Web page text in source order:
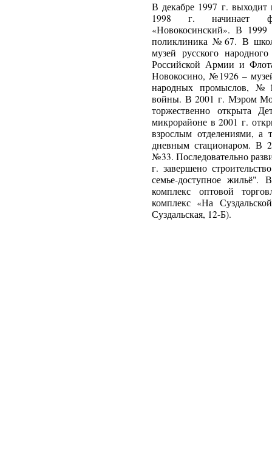
В декабре 1997 г.
1998 г. начинает
«Новокосинский». В 1999
поликлиника №67. В
музей русского
Российской Армии и
Новокосино, №1926 –
народных промыслов,
войны. В 2001 г. Мэром
торжественно открыта
микрорайоне в 2001 г.
взрослым отделениями, а
дневным стационаром. В
№33. Последовательно
г. завершено
семье-доступное жильё".
комплекс оптовой
комплекс «На
Суздальская, 12-Б).